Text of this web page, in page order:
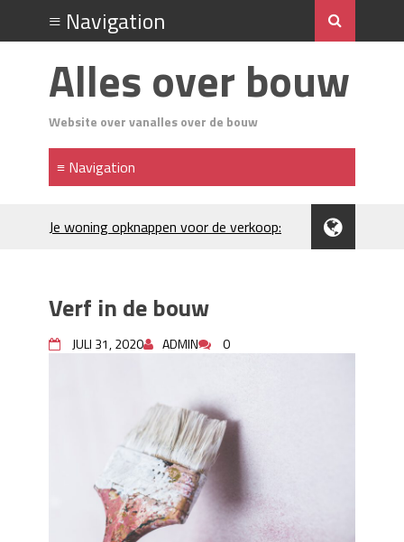
Alles over bouw
Website over vanalles over de bouw
Je woning opknappen voor de verkoop:
evenementen
H₂S in Rotterdamse woonwijken:
metingen, geurneutralisatie en
Kunststof erfafscheiding: duurzame
keuze voor iedere tuin
Wat is een sleuvenzaagmachine en
wanneer gebruik je hem?
Wonen in balans en comfort
Wanneer is het slim om een
graafmachine te huren in plaats van te
Verf in de bouw
JULI 31, 2020 ADMIN 0